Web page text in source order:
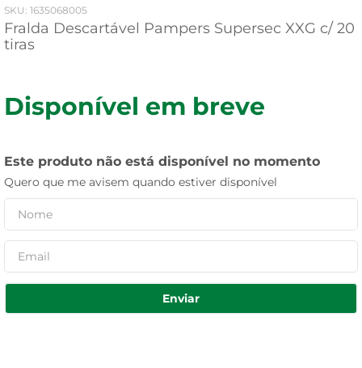
: 1635068005
Fralda Descartável Pampers Supersec XXG c/ 20
tiras
Disponível em breve
Este produto não está disponível no momento
Quero que me avisem quando estiver disponível
Enviar